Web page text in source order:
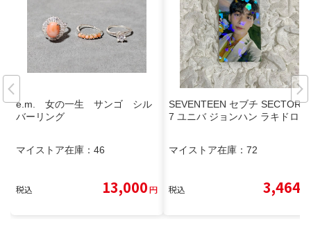
e.m. 女の一生 サンゴ シル
バーリング
マイストア在庫： 46
税込 13,000円
SEVENTEEN セブチ SECTOR1
7 ユニバ ジョンハン ラキドロ
マイストア在庫： 72
税込 3,464